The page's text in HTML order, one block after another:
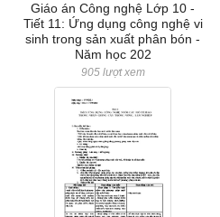
Giáo án Công nghệ Lớp 10 -
Tiết 11: Ứng dụng công nghệ vi
sinh trong sản xuất phân bón -
Năm học 202
905 lượt xem